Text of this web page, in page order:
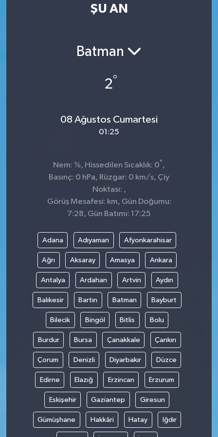
ŞU AN
Batman
2°
08 Ağustos Cumartesi
01:25
Nem: %, Hissedilen Sıcaklık: 0° ,
Basınç: 0 hPa, Rüzgar: 0 km/s, Çiy
Noktası: ,
Görüş Mesafesi: km, Gün Doğumu:
7:28, Gün Batımı: 17:25
Adana Adıyaman Afyonkarahisar
Ağrı Aksaray Amasya Ankara
Antalya Ardahan Artvin Aydın
Balıkesir Bartın Batman Bayburt
Bilecik Bingöl Bitlis Bolu
Burdur Bursa Çanakkale Çankırı
Çorum Denizli Diyarbakır Düzce
Edirne Elazığ Erzincan Erzurum
Eskişehir Gaziantep Giresun
Gümüşhane Hakkâri Hatay Iğdır